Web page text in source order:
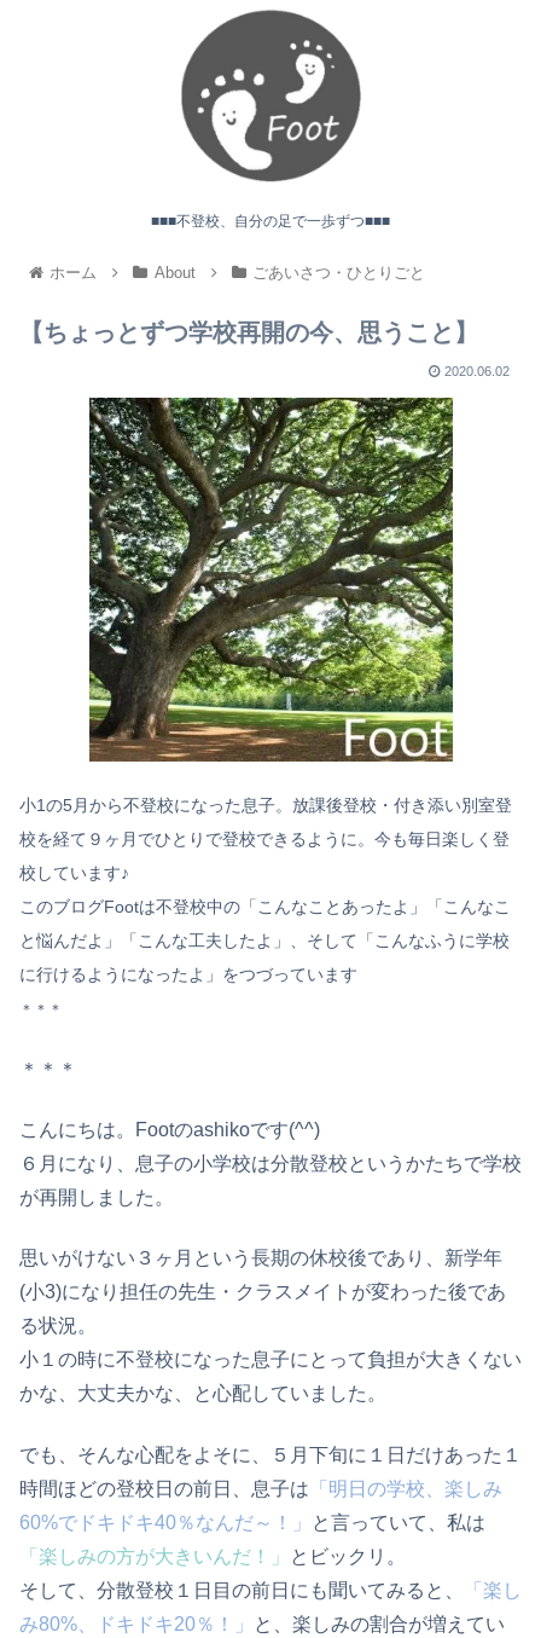
■■■不登校、自分の足で一歩ずつ■■■
ホーム About ごあいさつ・ひとりごと
【ちょっとずつ学校再開の今、思うこと】
2020.06.02
小1の5月から不登校になった息子。放課後登校・付き添い別室登
校を経て９ヶ月でひとりで登校できるように。今も毎日楽しく登
校しています♪
このブログFootは不登校中の「こんなことあったよ」「こんなこ
と悩んだよ」「こんな工夫したよ」、そして「こんなふうに学校
に行けるようになったよ」をつづっています
＊＊＊
＊＊＊
こんにちは。Footのashikoです(^^)
６月になり、息子の小学校は分散登校というかたちで学校
が再開しました。
思いがけない３ヶ月という長期の休校後であり、新学年
(小3)になり担任の先生・クラスメイトが変わった後であ
る状況。
小１の時に不登校になった息子にとって負担が大きくない
かな、大丈夫かな、と心配していました。
でも、そんな心配をよそに、５月下旬に１日だけあった１
時間ほどの登校日の前日、息子は 「明日の学校、楽しみ
60%でドキドキ40％なんだ～！」
と言っていて、私は
「楽しみの方が大きいんだ！」
とビックリ。
そして、分散登校１日目の前日にも聞いてみると、
「楽し
み80%、ドキドキ20％！」
と、楽しみの割合が増えてい